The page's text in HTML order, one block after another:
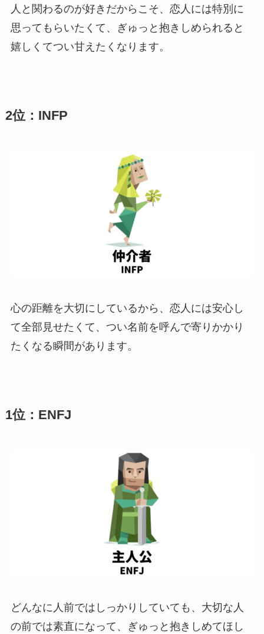
人と関わるのが好きだからこそ、恋人には特別に
思ってもらいたくて、ぎゅっと抱きしめられると
嬉しくてつい甘えたくなります。
2位：INFP
心の距離を大切にしているから、恋人には安心し
て全部見せたくて、つい名前を呼んで寄りかかり
たくなる瞬間があります。
1位：ENFJ
どんなに人前ではしっかりしていても、大切な人
の前では素直になって、ぎゅっと抱きしめてほし